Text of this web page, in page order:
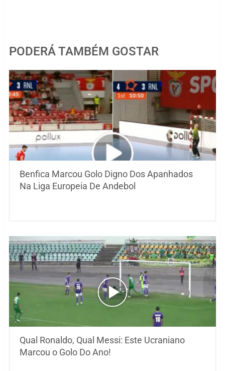
PODERÁ TAMBÉM GOSTAR
Benfica Marcou Golo Digno Dos Apanhados
Na Liga Europeia De Andebol
Qual Ronaldo, Qual Messi: Este Ucraniano
Marcou o Golo Do Ano!